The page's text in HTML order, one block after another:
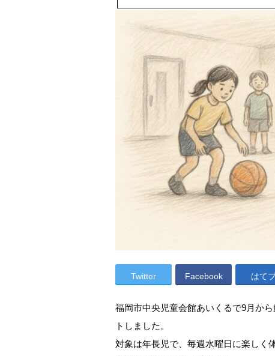
Twitter Facebook はて
福岡市中央児童会館あいくるで9月か
トしました。
対象は年長児で、毎週水曜日に楽しく